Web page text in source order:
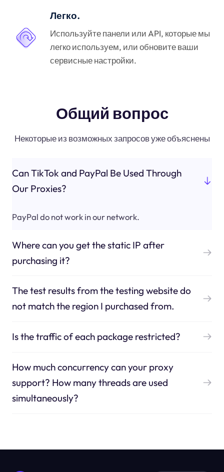
Легко.
Используйте панели или API, которые мы
легко используем, или обновите ваши
сервисные настройки.
Общий вопрос
Некоторые из возможных запросов уже объяснены
Can TikTok and PayPal Be Used Through
Our Proxies?
PayPal do not work in our network.
Where can you get the static IP after
purchasing it?
The test results from the testing website do
not match the region I purchased from.
Is the traffic of each package restricted?
How much concurrency can your proxy
support? How many threads are used
simultaneously?